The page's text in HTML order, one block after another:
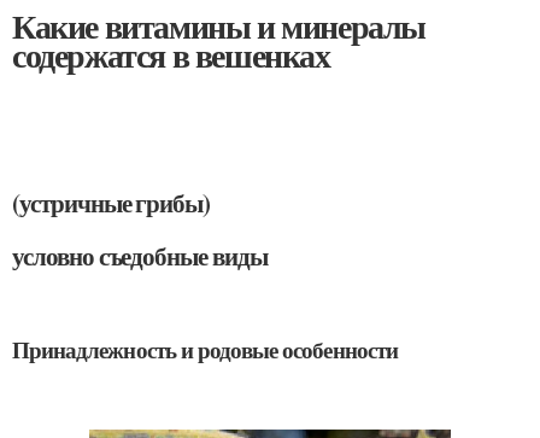
Какие витамины и минералы
содержатся в вешенках
(устричные грибы)
условно съедобные виды
Принадлежность и родовые особенности